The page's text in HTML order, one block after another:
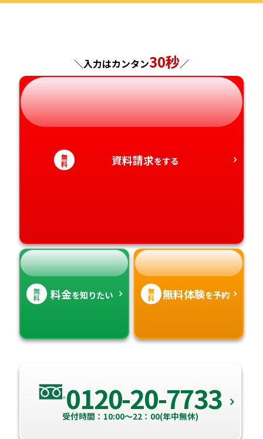
神奈川県
岐阜県
静岡県
愛知県
奈良県
和歌山県
広島県
山口県
徳島県
香川県
長崎県
熊本県
大分県
宮崎県
＼入力はカンタン30秒／
無
料 資料請求をする
無
料 料金を知りたい 無
料 無料体験を予約
0120-20-7733
受付時間：10:00～22：00(年中無休)